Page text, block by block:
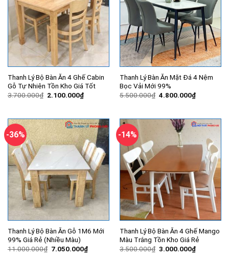
Thanh Lý Bộ Bàn Ăn 4 Ghế Cabin
Gỗ Tự Nhiên Tồn Kho Giá Tốt
3.700.000₫ Giá
2.100.000₫Giá
hiện
2.100.000₫.
Thanh Lý Bàn Ăn Mặt Đá 4 Nệm
Bọc Vải Mới 99%
5.500.000₫ Giá
4.800.000₫Giá
hiện
-36%
Thanh Lý Bộ Bàn Ăn Gỗ 1M6 Mới
99% Giá Rẻ (Nhiều Màu)
11.000.000₫ Giá
7.050.000₫Giá
hiện
-14%
Thanh Lý Bộ Bàn Ăn 4 Ghế Mango
Màu Trắng Tồn Kho Giá Rẻ
3.500.000₫ Giá
3.000.000₫Giá
hiện